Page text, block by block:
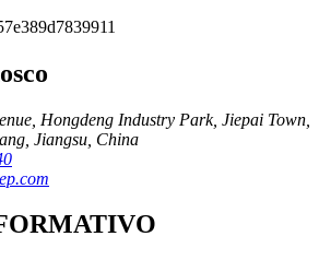
Hongdeng Industry Park, Jiepai Town,
Jiangsu, China